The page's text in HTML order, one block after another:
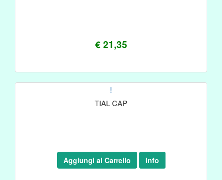
€ 21,35
!
TIAL CAP
Aggiungi al Carrello Info